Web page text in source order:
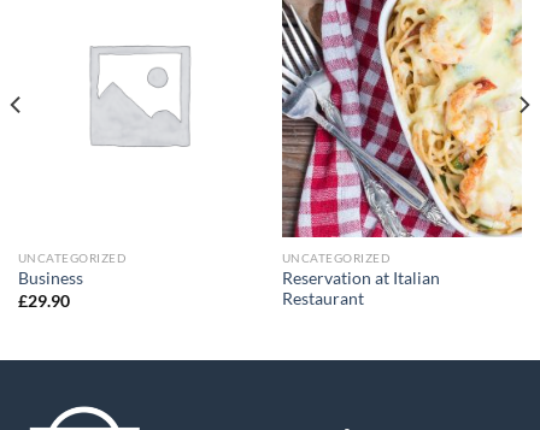
UNCATEGORIZED
Business
£29.90
Add to
Wishlist
UNCATEGORIZED
Reservation at Italian
Restaurant